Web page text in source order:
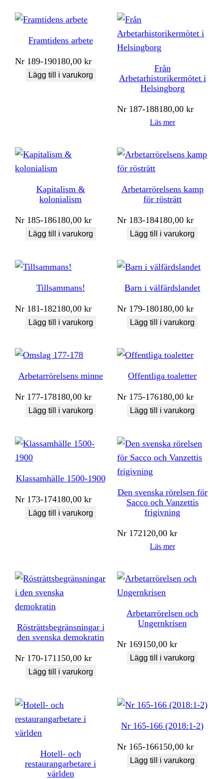
Framtidens arbete
Nr 189-190180,00kr
Lägg till i varukorg
Från
Arbetarhistorikermötet i
Helsingborg
Nr 187-188180,00kr
Läs mer
Kapitalism &
kolonialism
Nr 185-186180,00kr
Lägg till i varukorg
Arbetarrörelsens kamp
för rösträtt
Nr 183-184180,00kr
Lägg till i varukorg
Tillsammans!
Nr 181-182180,00kr
Lägg till i varukorg
Barn i välfärdslandet
Nr 179-180180,00kr
Lägg till i varukorg
Arbetarrörelsens minne
Nr 177-178180,00kr
Lägg till i varukorg
Offentliga toaletter
Nr 175-176180,00kr
Lägg till i varukorg
Klassamhälle 1500-1900
Nr 173-174180,00kr
Lägg till i varukorg
Den svenska rörelsen för
Sacco och Vanzettis
frigivning
Nr 172120,00kr
Läs mer
Rösträttsbegränsningar i
den svenska demokratin
Nr 170-171150,00kr
Lägg till i varukorg
Arbetarrörelsen och
Ungernkrisen
Nr 169150,00kr
Lägg till i varukorg
Hotell- och
restaurangarbetare i
världen
Nr 165-166 (2018:1-2)
Nr 165-166150,00kr
Lägg till i varukorg